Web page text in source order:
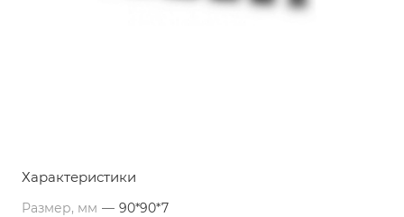
Характеристики
Размер, мм — 90*90*7